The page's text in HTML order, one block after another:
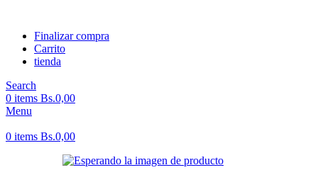
Finalizar compra
Carrito
tienda
Search
0 items Bs.0,00
Menu
0 items Bs.0,00